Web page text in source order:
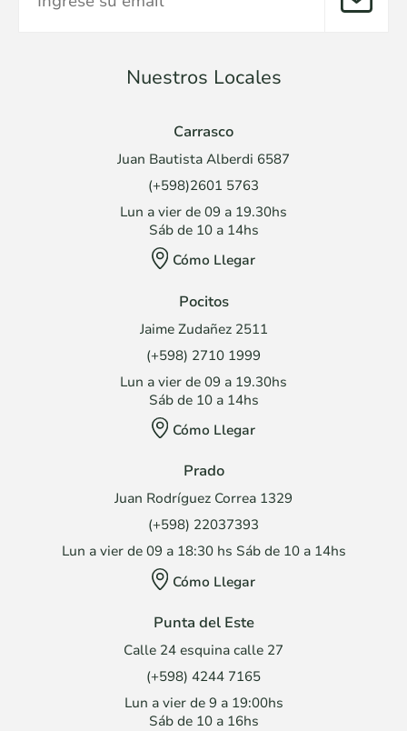
Nuestros Locales
Carrasco
Juan Bautista Alberdi 6587
(+598)2601 5763
Lun a vier de 09 a 19.30hs
Sáb de 10 a 14hs
Cómo Llegar
Pocitos
Jaime Zudañez 2511
(+598) 2710 1999
Lun a vier de 09 a 19.30hs
Sáb de 10 a 14hs
Cómo Llegar
Prado
Juan Rodríguez Correa 1329
(+598) 22037393
Lun a vier de 09 a 18:30 hs Sáb de 10 a 14hs
Cómo Llegar
Punta del Este
Calle 24 esquina calle 27
(+598) 4244 7165
Lun a vier de 9 a 19:00hs
Sáb de 10 a 16hs